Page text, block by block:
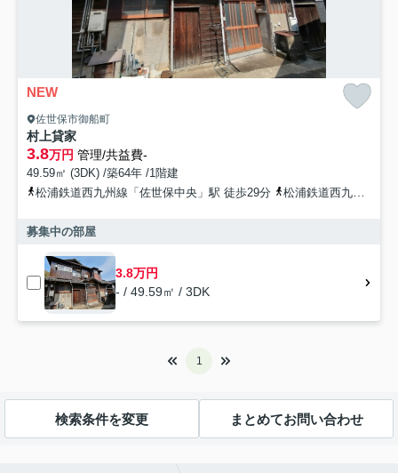
NEW
佐世保市御船町
村上貸家
3.8万円 管理/共益費-
49.59㎡ (3DK) /築64年 /1階建
松浦鉄道西九州線「佐世保中央」駅 徒歩29分
松浦鉄道西九州線「中佐世保」駅 徒歩32分
募集中の部屋
3.8万円
- / 49.59㎡ / 3DK
1
検索条件を変更 まとめてお問い合わせ